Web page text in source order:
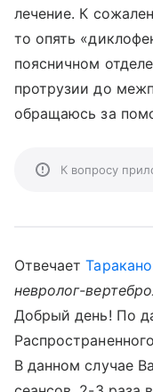
лечение. К
то опять
поясничном
протрузии до
обращаюсь за
К вопросу
Отвечает
невролог-
Добрый день! По
В данном случае